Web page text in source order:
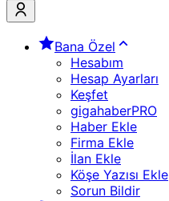
Bana Özel
Hesabım
Hesap Ayarları
Keşfet
gigahaberPRO
Haber Ekle
Firma Ekle
İlan Ekle
Köşe Yazısı Ekle
Sorun Bildir